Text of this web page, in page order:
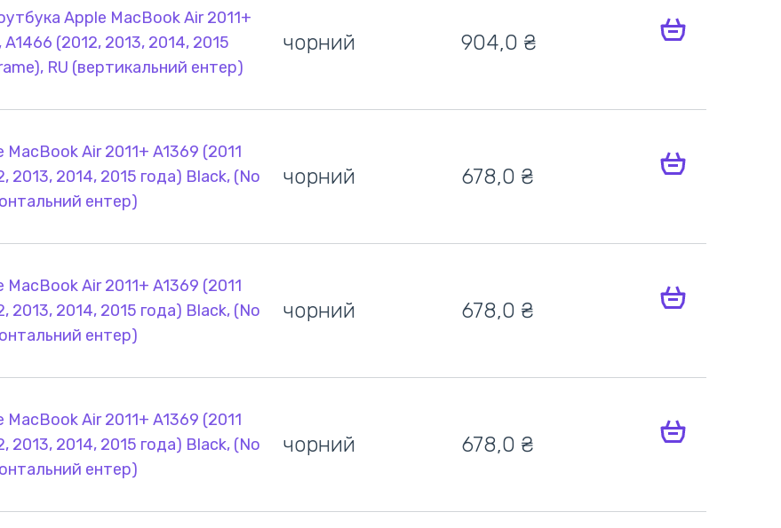
Apple MacBook Air 2011+
A1466 (2012, 2013, 2014, 2015
RU (вертикальний ентер)
чорний 904,0 ₴
Air 2011+ A1369 (2011
2013, 2014, 2015 года) Black, (No
ентер)
чорний 678,0 ₴
Air 2011+ A1369 (2011
2013, 2014, 2015 года) Black, (No
ентер)
чорний 678,0 ₴
Air 2011+ A1369 (2011
2013, 2014, 2015 года) Black, (No
ентер)
чорний 678,0 ₴